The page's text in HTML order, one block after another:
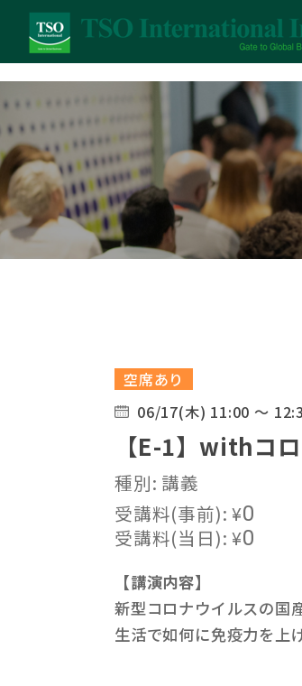
空席あり
06/17(木) 11:00 ～
【E-1】withコ
種別: 講義
受講料(事前):¥0
受講料(当日):¥0
【講演内容】
新型コロナウイルスの国
生活で如何に免疫力を上